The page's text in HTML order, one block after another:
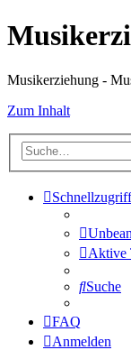
Musikerziehung -
Zum Inhalt
Schnellzugriff
Aktive
Suche
FAQ
Anmelden